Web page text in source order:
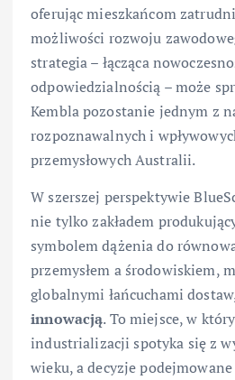
oferując mieszkańcom
możliwości rozwoju
strategia – łącząca
odpowiedzialnością – może
Kembla pozostanie jednym z
rozpoznawalnych i
przemysłowych Australii.
W szerszej perspektywie
nie tylko zakładem
symbolem dążenia do
przemysłem a środowiskiem,
globalnymi łańcuchami
innowacją. To miejsce, w
industrializacji spotyka się z
wieku, a decyzje